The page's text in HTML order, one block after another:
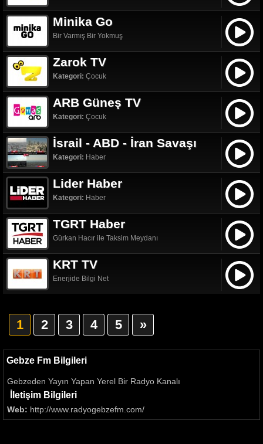
Minika Go
Bir Varmış Bir Yokmuş
Zarok TV
Kategori: Çocuk
ARB Güneş TV
Kategori: Çocuk
İsrail - ABD - İran Savaşı
Kategori: Haber
Lider Haber
Kategori: Haber
TGRT Haber
Gürkan Hacır ile Taksim Meydanı
KRT TV
Enerjide Bilgi Net
1 2 3 4 5 »
Gebze Fm Bilgileri
Gebzeden Yayın Yapan Yerel Bir Radyo Kanalı
İletişim Bilgileri
Web: http://www.radyogebzefm.com/